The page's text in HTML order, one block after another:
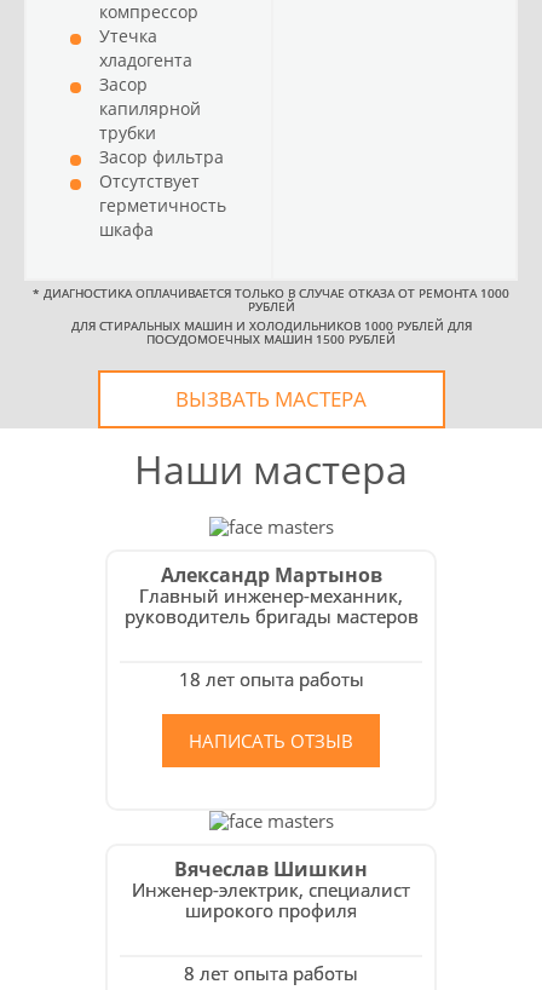
компрессор
Утечка
хладогента
Засор
капилярной
трубки
Засор фильтра
Отсутствует
герметичность
шкафа
* ДИАГНОСТИКА ОПЛАЧИВАЕТСЯ ТОЛЬКО В СЛУЧАЕ ОТКАЗА ОТ РЕМОНТА 1000
РУБЛЕЙ
ДЛЯ СТИРАЛЬНЫХ МАШИН И ХОЛОДИЛЬНИКОВ 1000 РУБЛЕЙ ДЛЯ
ПОСУДОМОЕЧНЫХ МАШИН 1500 РУБЛЕЙ
ВЫЗВАТЬ МАСТЕРА
Наши мастера
Александр Мартынов
Главный инженер-механник,
руководитель бригады мастеров
18 лет опыта работы
НАПИСАТЬ ОТЗЫВ
Вячеслав Шишкин
Инженер-электрик, специалист
широкого профиля
8 лет опыта работы